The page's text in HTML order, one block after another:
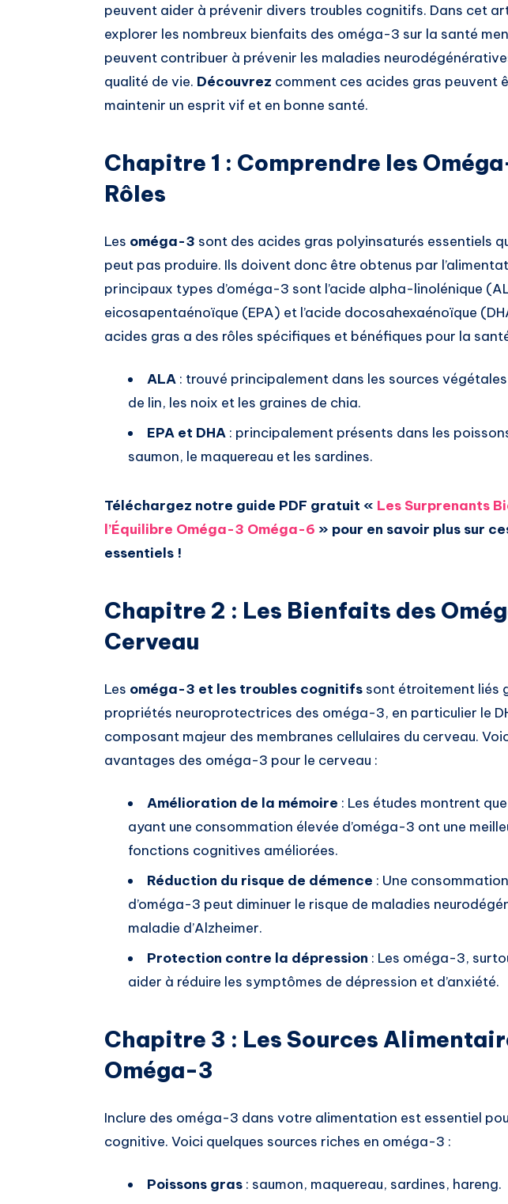
Email
Whatsapp
peuvent aider à prévenir divers troubles cognitifs. Dans cet
explorer les nombreux bienfaits des oméga-3 sur la santé
peuvent contribuer à prévenir les maladies
qualité de vie. Découvrez comment ces acides gras peuvent
maintenir un esprit vif et en bonne santé.
Chapitre 1 : Comprendre les
Rôles
Les oméga-3 sont des acides gras polyinsaturés essentiels
peut pas produire. Ils doivent donc être obtenus par
principaux types d’oméga-3 sont l’acide alpha-linolénique
eicosapentaénoïque (EPA) et l’acide docosahexaénoïque
acides gras a des rôles spécifiques et bénéfiques pour la
ALA : trouvé principalement dans les sources
de lin, les noix et les graines de chia.
EPA et DHA : principalement présents dans les
saumon, le maquereau et les sardines.
Téléchargez notre guide PDF gratuit « Les Surprenants
l’Équilibre Oméga-3 Oméga-6 » pour en savoir plus sur
essentiels !
Chapitre 2 : Les Bienfaits des
Cerveau
Les oméga-3 et les troubles cognitifs sont étroitement liés
propriétés neuroprotectrices des oméga-3, en particulier le
composant majeur des membranes cellulaires du cerveau.
avantages des oméga-3 pour le cerveau :
Amélioration de la mémoire : Les études montrent
ayant une consommation élevée d’oméga-3 ont une
fonctions cognitives améliorées.
Réduction du risque de démence : Une
d’oméga-3 peut diminuer le risque de maladies
maladie d’Alzheimer.
Protection contre la dépression : Les oméga-3,
aider à réduire les symptômes de dépression et d’anxiété.
Chapitre 3 : Les Sources
Oméga-3
Inclure des oméga-3 dans votre alimentation est essentiel
cognitive. Voici quelques sources riches en oméga-3 :
Poissons gras : saumon, maquereau, sardines, hareng.